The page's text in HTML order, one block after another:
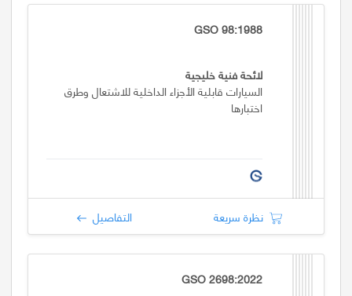
GSO 98:1988
لائحة فنية خليجية
السيارات قابلية الأجزاء الداخلية للاشتعال وطرق
اختبارها
نظرة سريعة التفاصيل
GSO 2698:2022